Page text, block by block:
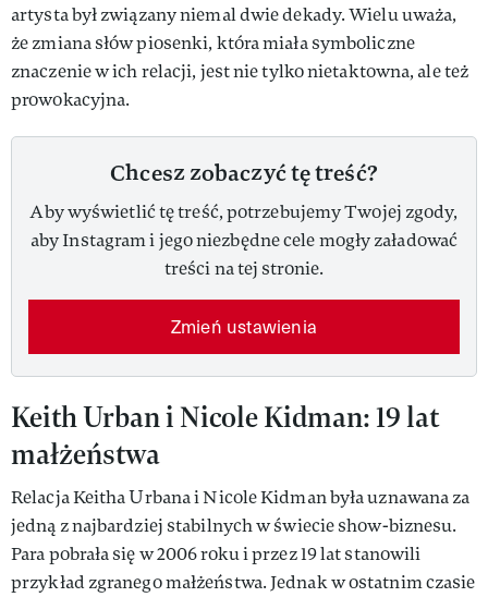
artysta był związany niemal dwie dekady. Wielu uważa,
że zmiana słów piosenki, która miała symboliczne
znaczenie w ich relacji, jest nie tylko nietaktowna, ale też
prowokacyjna.
Chcesz zobaczyć tę treść?
Aby wyświetlić tę treść, potrzebujemy Twojej zgody,
aby Instagram i jego niezbędne cele mogły załadować
treści na tej stronie.
Zmień ustawienia
Keith Urban i Nicole Kidman: 19 lat
małżeństwa
Relacja Keitha Urbana i Nicole Kidman była uznawana za
jedną z najbardziej stabilnych w świecie show-biznesu.
Para pobrała się w 2006 roku i przez 19 lat stanowili
przykład zgranego małżeństwa. Jednak w ostatnim czasie